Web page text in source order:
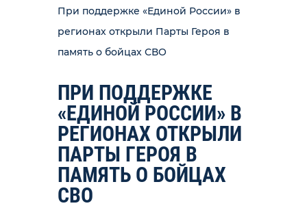
При поддержке «Единой России» в
регионах открыли Парты Героя в
память о бойцах СВО
ПРИ ПОДДЕРЖКЕ
«ЕДИНОЙ РОССИИ» В
РЕГИОНАХ ОТКРЫЛИ
ПАРТЫ ГЕРОЯ В
ПАМЯТЬ О БОЙЦАХ
СВО